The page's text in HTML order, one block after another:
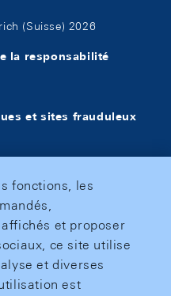
(Suisse) 2026
la responsabilité
et sites frauduleux
fonctions, les
et proposer
ce site utilise
et diverses
est